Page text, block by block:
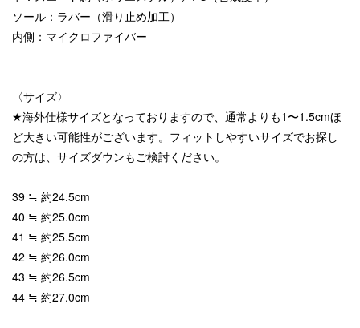
ソール：ラバー（滑り止め加工）
内側：マイクロファイバー
〈サイズ〉
★海外仕様サイズとなっておりますので、通常よりも1〜1.5cmほ
ど大きい可能性がございます。フィットしやすいサイズでお探し
の方は、サイズダウンもご検討ください。
39 ≒ 約24.5cm
40 ≒ 約25.0cm
41 ≒ 約25.5cm
42 ≒ 約26.0cm
43 ≒ 約26.5cm
44 ≒ 約27.0cm